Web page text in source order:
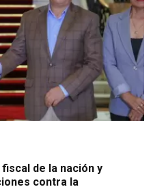
de la nación y
contra la